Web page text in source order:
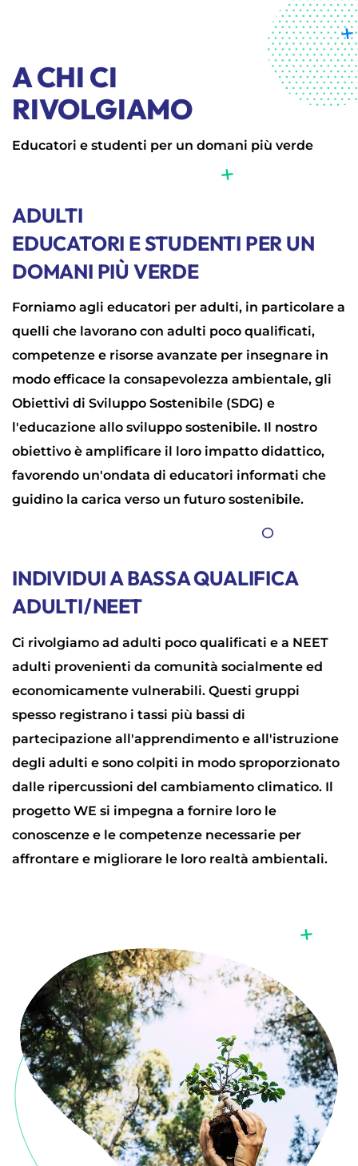
A CHI CI
RIVOLGIAMO
Educatori e studenti per un domani più verde
ADULTI
EDUCATORI E STUDENTI PER UN
DOMANI PIÙ VERDE
Forniamo agli educatori per adulti, in particolare a
quelli che lavorano con adulti poco qualificati,
competenze e risorse avanzate per insegnare in
modo efficace la consapevolezza ambientale, gli
Obiettivi di Sviluppo Sostenibile (SDG) e
l'educazione allo sviluppo sostenibile. Il nostro
obiettivo è amplificare il loro impatto didattico,
favorendo un'ondata di educatori informati che
guidino la carica verso un futuro sostenibile.
INDIVIDUI A BASSA QUALIFICA
ADULTI/NEET
Ci rivolgiamo ad adulti poco qualificati e a NEET
adulti provenienti da comunità socialmente ed
economicamente vulnerabili. Questi gruppi
spesso registrano i tassi più bassi di
partecipazione all'apprendimento e all'istruzione
degli adulti e sono colpiti in modo sproporzionato
dalle ripercussioni del cambiamento climatico. Il
progetto WE si impegna a fornire loro le
conoscenze e le competenze necessarie per
affrontare e migliorare le loro realtà ambientali.